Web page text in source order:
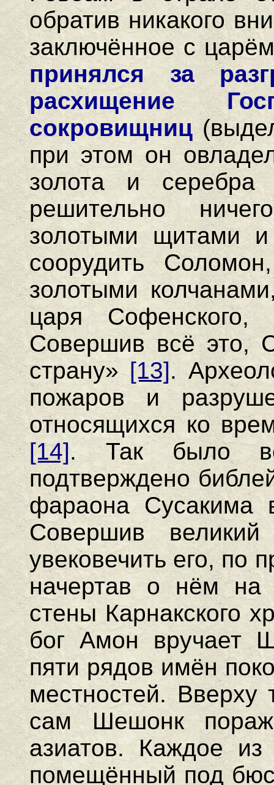
обратив никакого
заключённое с
принялся за
расхищение
сокровищниц
при этом он
золота и
решительно
золотыми щитами и
соорудить
золотыми
царя Софенского,
Совершив всё это,
страну» [13].
пожаров и
относящихся ко
[14]. Так было
подтверждено
фараона
Совершив
увековечить его, по
начертав о нём на
стены Карнакского
бог Амон вручает
пяти рядов имён
местностей.
сам Шешонк
азиатов. Каждое
помещённый под